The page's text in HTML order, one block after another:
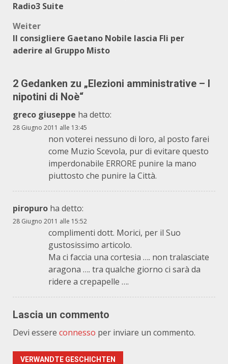
Radio3 Suite
Weiter
Il consigliere Gaetano Nobile lascia Fli per
aderire al Gruppo Misto
2 Gedanken zu „Elezioni amministrative – I
nipotini di Noè“
greco giuseppe ha detto:
28 Giugno 2011 alle 13:45
non voterei nessuno di loro, al posto farei
come Muzio Scevola, pur di evitare questo
imperdonabile ERRORE punire la mano
piuttosto che punire la Città.
piropuro ha detto:
28 Giugno 2011 alle 15:52
complimenti dott. Morici, per il Suo
gustosissimo articolo.
Ma ci faccia una cortesia …. non tralasciate
aragona …. tra qualche giorno ci sarà da
ridere a crepapelle ….
Lascia un commento
Devi essere connesso per inviare un commento.
VERWANDTE GESCHICHTEN